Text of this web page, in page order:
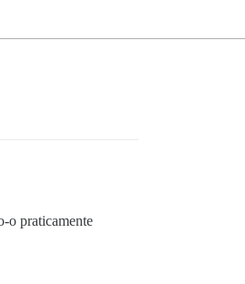
o praticamente